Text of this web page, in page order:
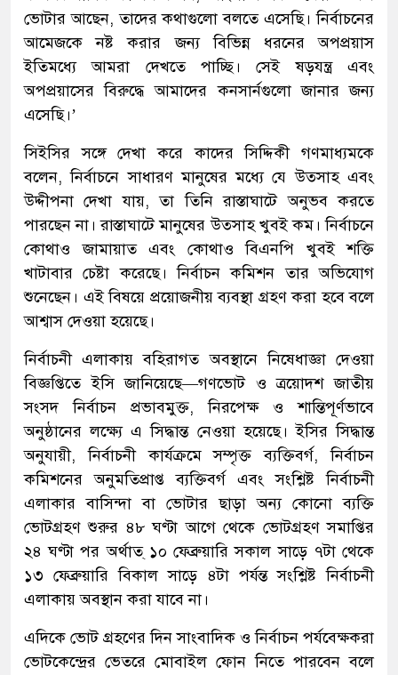
ভোটার আছেন, তাদের কথাগুলো বলতে এসেছি। নির্বাচনের
আমেজকে নষ্ট করার জন্য বিভিন্ন ধরনের অপপ্রয়াস
ইতিমধ্যে আমরা দেখতে পাচ্ছি। সেই ষড়যন্ত্র এবং
অপপ্রয়াসের বিরুদ্ধে আমাদের কনসার্নগুলো জানার জন্য
এসেছি।’
সিইসির সঙ্গে দেখা করে কাদের সিদ্দিকী গণমাধ্যমকে
বলেন, নির্বাচনে সাধারণ মানুষের মধ্যে যে উত্সাহ এবং
উদ্দীপনা দেখা যায়, তা তিনি রাস্তাঘাটে অনুভব করতে
পারছেন না। রাস্তাঘাটে মানুষের উত্সাহ খুবই কম। নির্বাচনে
কোথাও জামায়াত এবং কোথাও বিএনপি খুবই শক্তি
খাটাবার চেষ্টা করেছে। নির্বাচন কমিশন তার অভিযোগ
শুনেছেন। এই বিষয়ে প্রয়োজনীয় ব্যবস্থা গ্রহণ করা হবে বলে
আশ্বাস দেওয়া হয়েছে।
নির্বাচনী এলাকায় বহিরাগত অবস্থানে নিষেধাজ্ঞা দেওয়া
বিজ্ঞপ্তিতে ইসি জানিয়েছে—গণভোট ও ত্রয়োদশ জাতীয়
সংসদ নির্বাচন প্রভাবমুক্ত, নিরপেক্ষ ও শান্তিপূর্ণভাবে
অনুষ্ঠানের লক্ষ্যে এ সিদ্ধান্ত নেওয়া হয়েছে। ইসির সিদ্ধান্ত
অনুযায়ী, নির্বাচনী কার্যক্রমে সম্পৃক্ত ব্যক্তিবর্গ, নির্বাচন
কমিশনের অনুমতিপ্রাপ্ত ব্যক্তিবর্গ এবং সংশ্লিষ্ট নির্বাচনী
এলাকার বাসিন্দা বা ভোটার ছাড়া অন্য কোনো ব্যক্তি
ভোটগ্রহণ শুরুর ৪৮ ঘণ্টা আগে থেকে ভোটগ্রহণ সমাপ্তির
২৪ ঘণ্টা পর অর্থাত্ ১০ ফেব্রুয়ারি সকাল সাড়ে ৭টা থেকে
১৩ ফেব্রুয়ারি বিকাল সাড়ে ৪টা পর্যন্ত সংশ্লিষ্ট নির্বাচনী
এলাকায় অবস্থান করা যাবে না।
এদিকে ভোট গ্রহণের দিন সাংবাদিক ও নির্বাচন পর্যবেক্ষকরা
ভোটকেন্দ্রের ভেতরে মোবাইল ফোন নিতে পারবেন বলে